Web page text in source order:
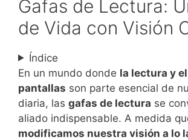
Gafas de Lectura:
de Vida con Visión
Índice
En un mundo donde la lectura y
pantallas son parte esencial de
diaria, las gafas de lectura se
aliado indispensable. A medida
modificamos nuestra visión a lo